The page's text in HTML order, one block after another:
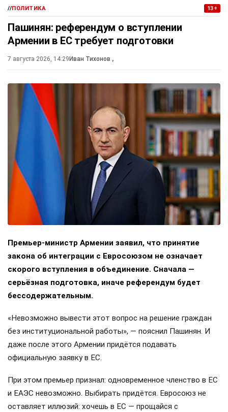
//ПОЛИТИКА 13+
Пашинян: референдум о вступлении
Армении в ЕС требует подготовки
7 августа 2026, 14:29 Иван Тихонов ,
Премьер-министр Армении заявил, что принятие
закона об интеграции с Евросоюзом не означает
скорого вступления в объединение. Сначала —
серьёзная подготовка, иначе референдум будет
бессодержательным.
«Невозможно вывести этот вопрос на решение граждан
без институциональной работы», — пояснил Пашинян. И
даже после этого Армении придётся подавать
официальную заявку в ЕС.
При этом премьер признал: одновременное членство в ЕС
и ЕАЭС невозможно. Выбирать придётся. Евросоюз не
оставляет иллюзий: хочешь в ЕС — прощайся с